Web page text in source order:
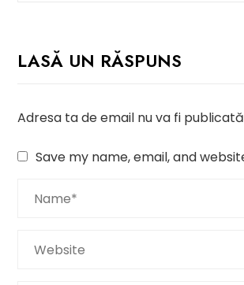
LASĂ UN RĂSPUNS
Adresa ta de email nu va fi
Save my name, email, and